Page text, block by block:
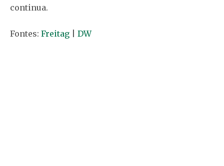
continua.
Fontes: Freitag DW